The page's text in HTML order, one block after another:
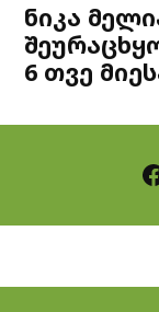
ნიკა
6 თვე
Facebook